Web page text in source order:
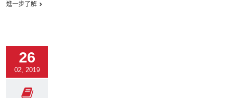
進一步了解
26
02, 2019